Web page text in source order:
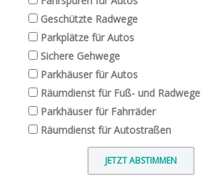
Geschützte Radwege
Parkplätze für Autos
Sichere Gehwege
Parkhäuser für Autos
Räumdienst für Fuß- und Radwege
Parkhäuser für Fahrräder
Räumdienst für Autostraßen